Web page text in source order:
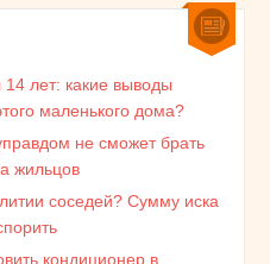
лет: какие выводы
маленького дома?
не сможет брать
жильцов
соседей? Сумму иска
кондиционер в